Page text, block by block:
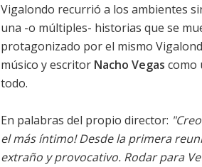
Vigalondo recurrió a los ambientes
una -o múltiples- historias que se
protagonizado por el mismo
músico y escritor Nacho Vegas como
todo.
En palabras del propio director:
el más íntimo! Desde la primera
extraño y provocativo. Rodar para